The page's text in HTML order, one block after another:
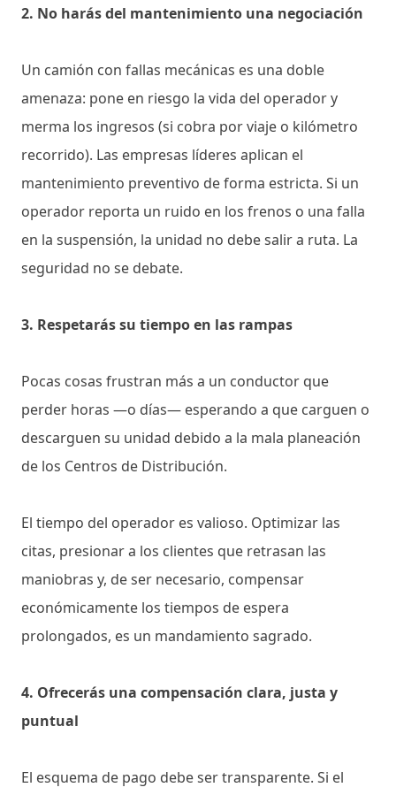
2. No harás del mantenimiento una negociación
Un camión con fallas mecánicas es una doble
amenaza: pone en riesgo la vida del operador y
merma los ingresos (si cobra por viaje o kilómetro
recorrido). Las empresas líderes aplican el
mantenimiento preventivo de forma estricta. Si un
operador reporta un ruido en los frenos o una falla
en la suspensión, la unidad no debe salir a ruta. La
seguridad no se debate.
3. Respetarás su tiempo en las rampas
Pocas cosas frustran más a un conductor que
perder horas —o días— esperando a que carguen o
descarguen su unidad debido a la mala planeación
de los Centros de Distribución.
El tiempo del operador es valioso. Optimizar las
citas, presionar a los clientes que retrasan las
maniobras y, de ser necesario, compensar
económicamente los tiempos de espera
prolongados, es un mandamiento sagrado.
4. Ofrecerás una compensación clara, justa y
puntual
El esquema de pago debe ser transparente. Si el